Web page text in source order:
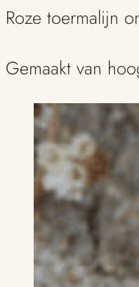
Roze toermalijn
Gemaakt van